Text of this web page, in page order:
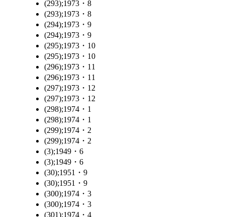
(293);1973・8
(293);1973・8
(294);1973・9
(294);1973・9
(295);1973・10
(295);1973・10
(296);1973・11
(296);1973・11
(297);1973・12
(297);1973・12
(298);1974・1
(298);1974・1
(299);1974・2
(299);1974・2
(3);1949・6
(3);1949・6
(30);1951・9
(30);1951・9
(300);1974・3
(300);1974・3
(301);1974・4